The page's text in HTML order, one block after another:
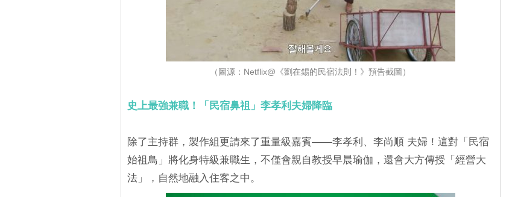
（圖源：Netflix@《劉在錫的民宿法則！》預告截圖）
史上最強兼職！「民宿鼻祖」李孝利夫婦降臨
除了主持群，製作組更請來了重量級嘉賓——李孝利、李尚順 夫婦！這對「民宿
始祖鳥」將化身特級兼職生，不僅會親自教授早晨瑜伽，還會大方傳授「經營大
法」，自然地融入住客之中。